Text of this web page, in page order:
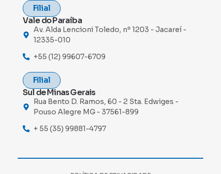
Filial
Vale do Paraíba
Av. Alda Lencioni Toledo, nº 1203 - Jacareí -
12335-010
+55 (12) 99607-6709
Filial
Sul de Minas Gerais
Rua Bento D. Ramos, 60 - 2 Sta. Edwiges -
Pouso Alegre MG - 37561-899
+ 55 (35) 99881-4797